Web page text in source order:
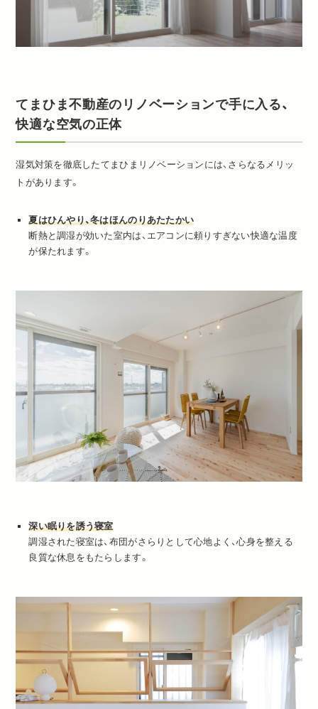
てまひま不動産のリノベーションで手に入る、
快適な空気の正体
湿気対策を徹底したてまひまリノベーションには、さらなるメリッ
トがあります。
夏はひんやり、冬はほんのりあたたかい
断熱と調湿が効いた室内は、エアコンに頼りすぎない快適な温度
が保たれます。
深い眠りを誘う寝室
調湿された寝室は、布団がさらりとして心地よく、心身を整える
良質な休息をもたらします。